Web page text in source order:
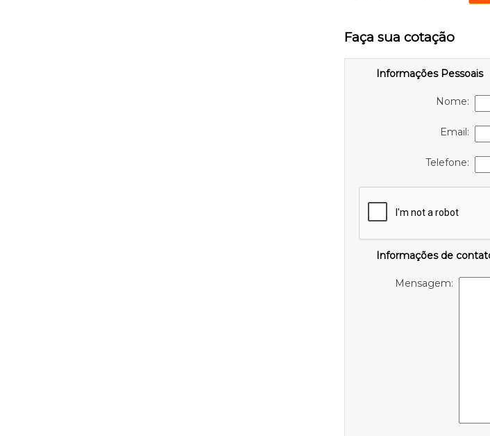
Faça sua cotação
Informações Pessoais
Nome:
Email:
Telefone:
Informações de
Mensagem: